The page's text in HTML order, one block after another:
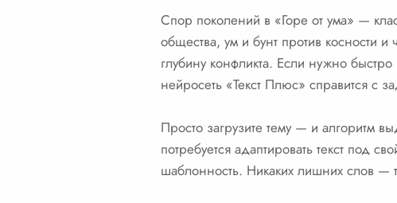
Спор поколений в «Горе от ума» —
общества, ум и бунт против косности
глубину конфликта. Если нужно
нейросеть «Текст Плюс» справится с
Просто загрузите тему — и алгоритм
потребуется адаптировать текст под
шаблонность. Никаких лишних слов —